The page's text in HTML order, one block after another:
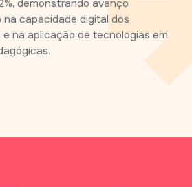
demonstrando avanço
capacidade digital dos
na aplicação de tecnologias em